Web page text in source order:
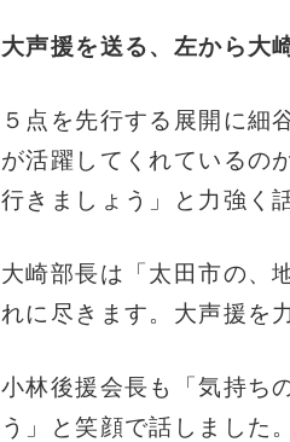
大声援を送る、左から大
５点を先行する展開に細
が活躍してくれているの
行きましょう」と力強く
大崎部長は「太田市の、
れに尽きます。大声援を
小林後援会長も「気持ち
う」と笑顔で話しました。